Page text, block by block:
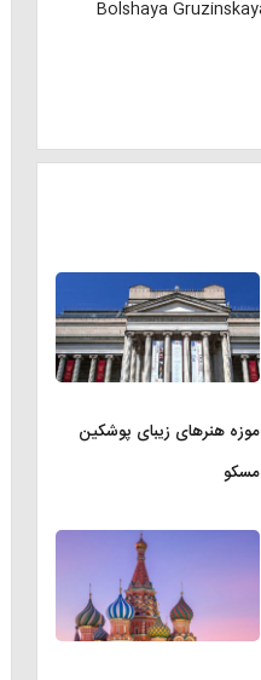
Bolshaya
موزه هنرهای زیبای پوشکین
مسکو